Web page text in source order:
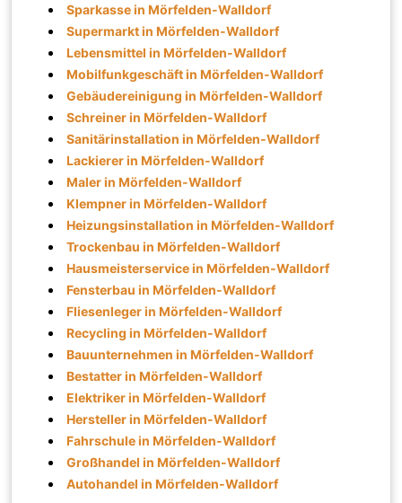
Sparkasse in Mörfelden-Walldorf
Supermarkt in Mörfelden-Walldorf
Lebensmittel in Mörfelden-Walldorf
Mobilfunkgeschäft in Mörfelden-Walldorf
Gebäudereinigung in Mörfelden-Walldorf
Schreiner in Mörfelden-Walldorf
Sanitärinstallation in Mörfelden-Walldorf
Lackierer in Mörfelden-Walldorf
Maler in Mörfelden-Walldorf
Klempner in Mörfelden-Walldorf
Heizungsinstallation in Mörfelden-Walldorf
Trockenbau in Mörfelden-Walldorf
Hausmeisterservice in Mörfelden-Walldorf
Fensterbau in Mörfelden-Walldorf
Fliesenleger in Mörfelden-Walldorf
Recycling in Mörfelden-Walldorf
Bauunternehmen in Mörfelden-Walldorf
Bestatter in Mörfelden-Walldorf
Elektriker in Mörfelden-Walldorf
Hersteller in Mörfelden-Walldorf
Fahrschule in Mörfelden-Walldorf
Großhandel in Mörfelden-Walldorf
Autohandel in Mörfelden-Walldorf